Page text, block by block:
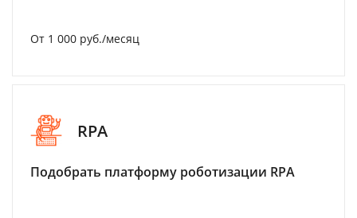
От 1 000 руб./месяц
RPA
Подобрать платформу роботизации RPA